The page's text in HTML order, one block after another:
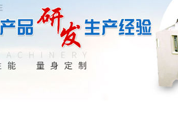
液压弯管机
液压制动器
其他产品